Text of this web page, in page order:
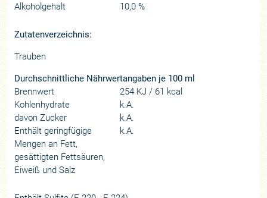
Alkoholgehalt
10,0 %
Zutatenverzeichnis:
Trauben
Durchschnittliche Nährwertangaben je 100 ml
Brennwert
254 KJ / 61 kcal
Kohlenhydrate
k.A.
davon Zucker
k.A.
Enthält geringfügige
Mengen an Fett,
gesättigten Fettsäuren,
Eiweiß und Salz
k.A.